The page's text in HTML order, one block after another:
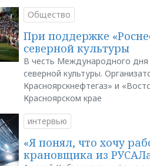
Общество
При поддержке
северной культуры
В честь Международного дня
северной культуры.
Красноярскнефтегаз» и
Красноярском крае
интервью
«Я понял, что хочу
крановщика из